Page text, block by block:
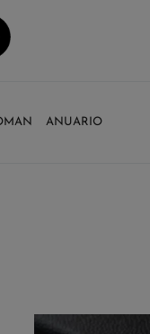
ANUARIO